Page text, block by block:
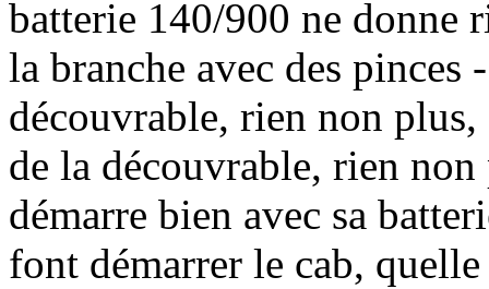
batterie 140/900 ne donne
la branche avec des pinces
découvrable, rien non
de la découvrable, rien
démarre bien avec sa
font démarrer le cab,